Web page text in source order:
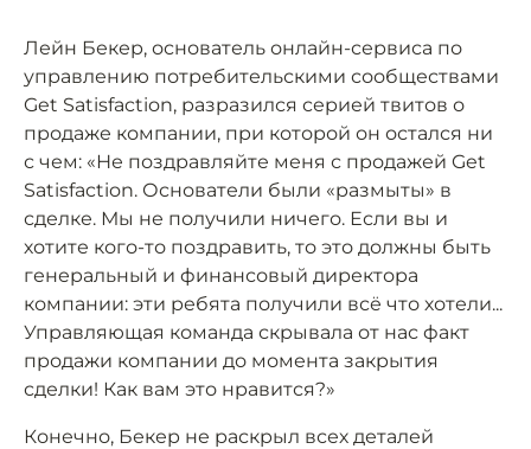
Лейн Бекер, основатель онлайн-сервиса по
управлению потребительскими сообществами
Get Satisfaction, разразился серией твитов о
продаже компании, при которой он остался ни
с чем: «Не поздравляйте меня с продажей Get
Satisfaction. Основатели были «размыты» в
сделке. Мы не получили ничего. Если вы и
хотите кого-то поздравить, то это должны быть
генеральный и финансовый директора
компании: эти ребята получили всё что хотели...
Управляющая команда скрывала от нас факт
продажи компании до момента закрытия
сделки! Как вам это нравится?»
Конечно, Бекер не раскрыл всех деталей